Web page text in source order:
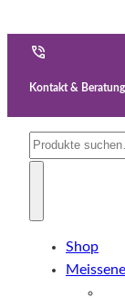
Kontakt & Beratung
Suche
Shop